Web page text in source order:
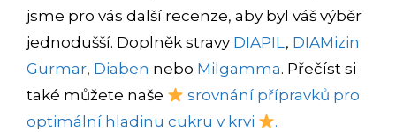
jsme pro vás další recenze, aby byl váš výběr
jednodušší. Doplněk stravy DIAPIL, DIAMizin
Gurmar, Diaben nebo Milgamma. Přečíst si
také můžete naše
srovnání přípravků pro
optimální hladinu cukru v krvi
.